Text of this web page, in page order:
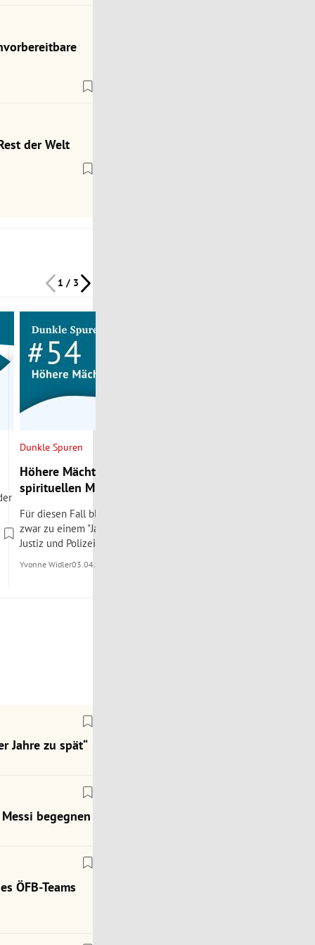
der Welt
1 / 3
Dunkle Spuren
Höhere Mächte: Im Bann des
spirituellen Missbrauchs
Für diesen Fall blicken wir nach Kärnten und
zwar zu einem "Jahrhundertprozess", wie ihn
Justiz und Polizei nennen.
Yvonne Widler03.04.2026
Jahre zu spät“
begegnen
ÖFB-Teams